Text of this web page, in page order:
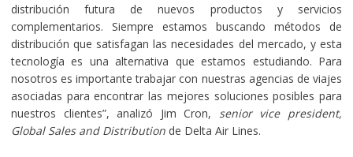
distribución futura de nuevos productos y servicios
complementarios. Siempre estamos buscando métodos de
distribución que satisfagan las necesidades del mercado, y esta
tecnología es una alternativa que estamos estudiando. Para
nosotros es importante trabajar con nuestras agencias de viajes
asociadas para encontrar las mejores soluciones posibles para
nuestros clientes”, analizó Jim Cron, senior vice president,
Global Sales and Distributionde Delta Air Lines.